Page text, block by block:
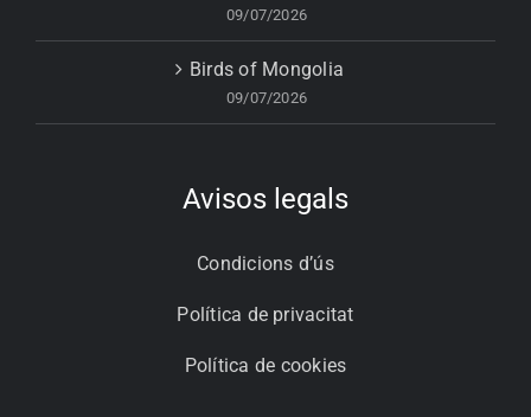
09/07/2026
Birds of Mongolia
09/07/2026
Avisos legals
Condicions d’ús
Política de privacitat
Política de cookies